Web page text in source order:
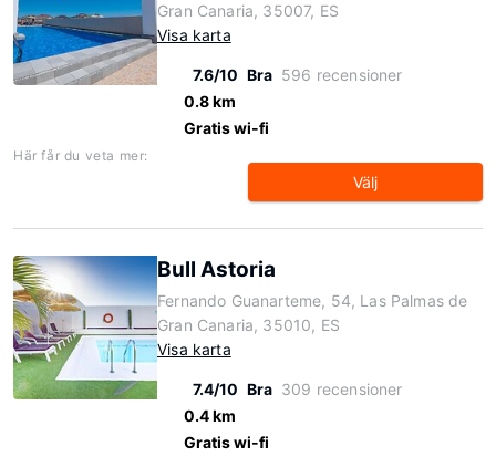
Gran Canaria, 35007, ES
Visa karta
7.6/10 Bra 596 recensioner
0.8 km
Gratis wi-fi
Här får du veta mer:
Välj
Bull Astoria
Fernando Guanarteme, 54, Las Palmas de
Gran Canaria, 35010, ES
Visa karta
7.4/10 Bra 309 recensioner
0.4 km
Gratis wi-fi